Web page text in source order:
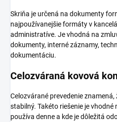
Skriňa je určená na dokumenty
najpoužívanejšie formáty v
administratíve. Je vhodná na
dokumenty, interné záznamy,
dokumentáciu.
Celozváraná kovová
Celozvárané prevedenie znamená,
stabilný. Takéto riešenie je
používa denne a kde je dôležitá